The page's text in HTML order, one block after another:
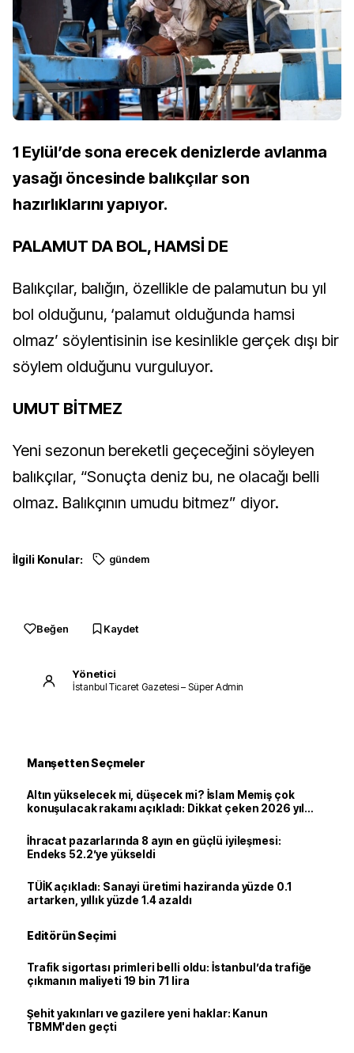
1 Eylül’de sona erecek denizlerde avlanma
yasağı öncesinde balıkçılar son
hazırlıklarını yapıyor.
PALAMUT DA BOL, HAMSİ DE
Balıkçılar, balığın, özellikle de palamutun bu yıl
bol olduğunu, ‘palamut olduğunda hamsi
olmaz’ söylentisinin ise kesinlikle gerçek dışı bir
söylem olduğunu vurguluyor.
UMUT BİTMEZ
Yeni sezonun bereketli geçeceğini söyleyen
balıkçılar, “Sonuçta deniz bu, ne olacağı belli
olmaz. Balıkçının umudu bitmez” diyor.
İlgili Konular: gündem
Beğen Kaydet
Yönetici
İstanbul Ticaret Gazetesi – Süper Admin
Manşetten Seçmeler
Altın yükselecek mi, düşecek mi? İslam Memiş çok
konuşulacak rakamı açıkladı: Dikkat çeken 2026 yıl
İhracat pazarlarında 8 ayın en güçlü iyileşmesi:
Endeks 52.2’ye yükseldi
TÜİK açıkladı: Sanayi üretimi haziranda yüzde 0.1
artarken, yıllık yüzde 1.4 azaldı
Editörün Seçimi
Trafik sigortası primleri belli oldu: İstanbul’da trafiğe
çıkmanın maliyeti 19 bin 71 lira
Şehit yakınları ve gazilere yeni haklar: Kanun
TBMM'den geçti